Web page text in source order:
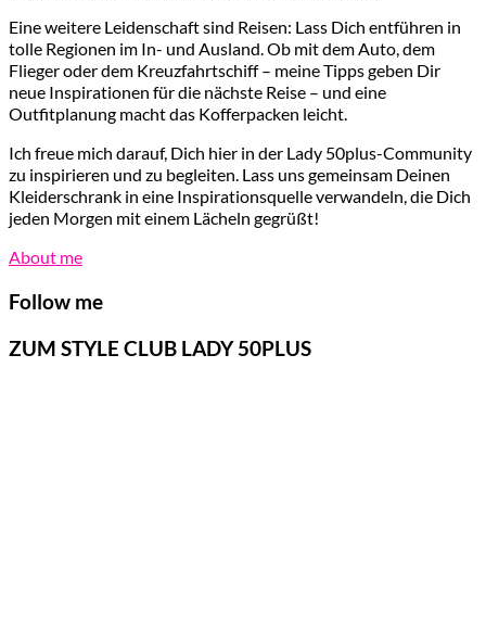
Eine weitere Leidenschaft sind Reisen: Lass Dich entführen in
tolle Regionen im In- und Ausland. Ob mit dem Auto, dem
Flieger oder dem Kreuzfahrtschiff – meine Tipps geben Dir
neue Inspirationen für die nächste Reise – und eine
Outfitplanung macht das Kofferpacken leicht.
Ich freue mich darauf, Dich hier in der Lady 50plus-Community
zu inspirieren und zu begleiten. Lass uns gemeinsam Deinen
Kleiderschrank in eine Inspirationsquelle verwandeln, die Dich
jeden Morgen mit einem Lächeln gegrüßt!
About me
Follow me
ZUM STYLE CLUB LADY 50PLUS